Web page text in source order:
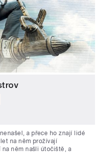
a přece ho znají lidé
na něm prožívají
něm našli útočiště, a